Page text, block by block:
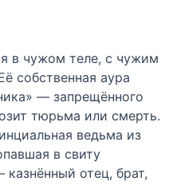
в чужом теле, с чужим
собственная аура
— запрещённого
тюрьма или смерть.
ведьма из
в свиту
отец, брат,